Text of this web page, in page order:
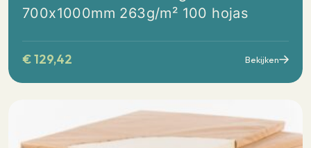
700x1000mm 263g/m² 100 hojas
€129,42 Bekijken